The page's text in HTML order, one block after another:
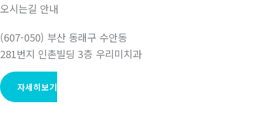
오시는길 안내
(607-050) 부산 동래구 수안동
281번지 인촌빌딩 3층 우리미치과
자세히보기